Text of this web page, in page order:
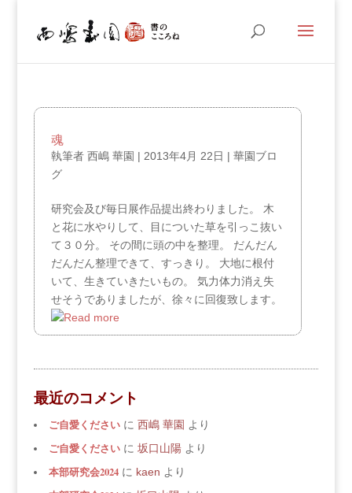
魂
執筆者 西嶋 華園 | 2013年4月 22日 | 華園ブロ
グ
研究会及び毎日展作品提出終わりました。 木
と花に水やりして、目についた草を引っこ抜い
て３０分。 その間に頭の中を整理。 だんだん
だんだん整理できて、すっきり。 大地に根付
いて、生きていきたいもの。 気力体力消え失
せそうでありましたが、徐々に回復致します。
最近のコメント
ご自愛くださいに 西嶋 華園 より
ご自愛くださいに 坂口山陽より
本部研究会2024に kaen より